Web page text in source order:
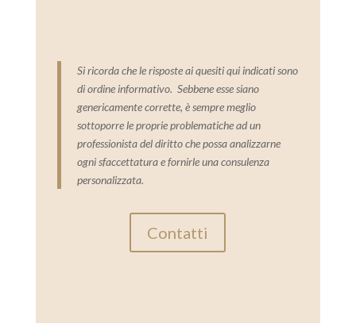
Si ricorda che le risposte ai quesiti qui indicati sono
di ordine informativo. Sebbene esse siano
genericamente corrette, è sempre meglio
sottoporre le proprie problematiche ad un
professionista del diritto che possa analizzarne
ogni sfaccettatura e fornirle una consulenza
personalizzata.
Contatti